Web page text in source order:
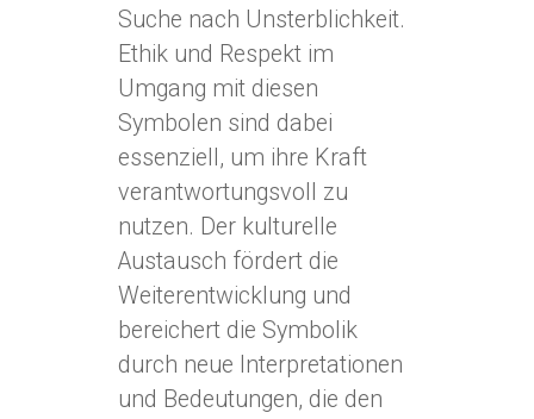
Suche nach Unsterblichkeit.
Ethik und Respekt im
Umgang mit diesen
Symbolen sind dabei
essenziell, um ihre Kraft
verantwortungsvoll zu
nutzen. Der kulturelle
Austausch fördert die
Weiterentwicklung und
bereichert die Symbolik
durch neue Interpretationen
und Bedeutungen, die den